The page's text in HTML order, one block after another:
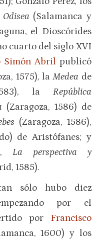
Odisea (Salamanca y
el Dioscórides
cuarto del siglo XVI
Simón Abril publicó
1575), laMedea de
la República
(Zaragoza, 1586) de
(Zaragoza, 1586),
de Aristófanes; y
La perspectiva y
1585).
sólo hubo diez
por el
por Francisco
1600) y los